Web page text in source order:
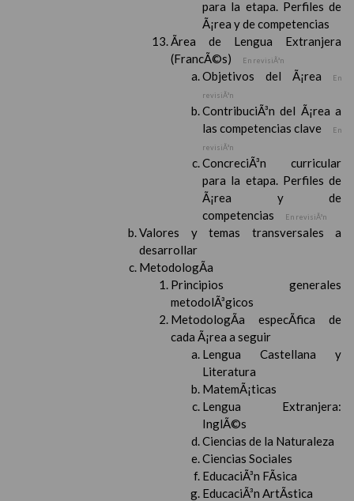
para la etapa. Perfiles de
Ã¡rea y de competencias
Ãrea de Lengua Extranjera
(FrancÃ©s)
En revisiÃ³n
Objetivos del Ã¡rea
En
revisiÃ³n
ContribuciÃ³n del Ã¡rea a
las competencias clave
En
revisiÃ³n
ConcreciÃ³n curricular
para la etapa. Perfiles de
Ã¡rea y de
competencias
En revisiÃ³n
Valores y temas transversales a
desarrollar
MetodologÃ­a
Principios generales
metodolÃ³gicos
MetodologÃ­a especÃ­fica de
cada Ã¡rea a seguir
Lengua Castellana y
Literatura
MatemÃ¡ticas
Lengua Extranjera:
InglÃ©s
Ciencias de la Naturaleza
Ciencias Sociales
EducaciÃ³n FÃ­sica
EducaciÃ³n ArtÃ­stica